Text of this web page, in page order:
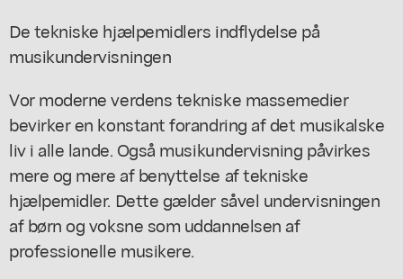
De tekniske hjælpemidlers indflydelse på
musikundervisningen
Vor moderne verdens tekniske massemedier
bevirker en konstant forandring af det musikalske
liv i alle lande. Også musikundervisning påvirkes
mere og mere af benyttelse af tekniske
hjælpemidler. Dette gælder såvel undervisningen
af børn og voksne som uddannelsen af
professionelle musikere.